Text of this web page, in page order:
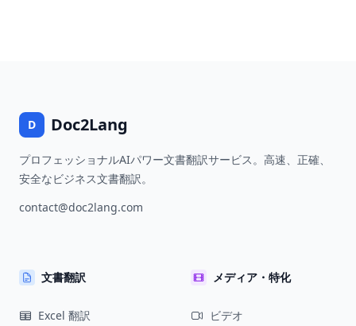
D Doc2Lang
プロフェッショナルAIパワー文書翻訳サービス。高速、正確、
安全なビジネス文書翻訳。
contact@doc2lang.com
文書翻訳
Excel 翻訳
メディア・特化
ビデオ